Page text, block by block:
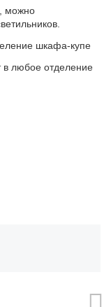
можно
шкафа-купе
любое отделение